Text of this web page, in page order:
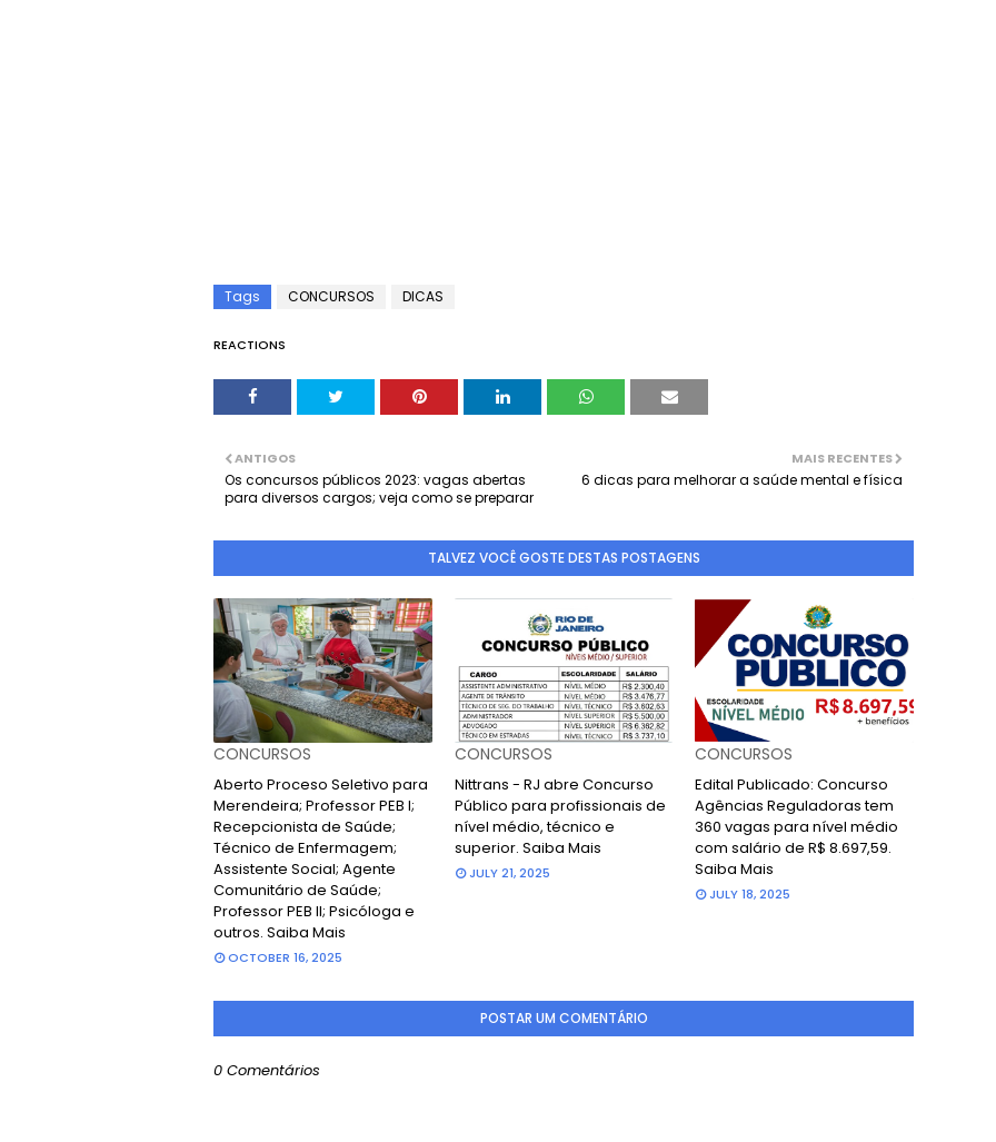
Tags CONCURSOS DICAS
REACTIONS
MAIS RECENTES
6 dicas para melhorar a saúde mental e física
ANTIGOS
Os concursos públicos 2023: vagas abertas
para diversos cargos; veja como se preparar
TALVEZ VOCÊ GOSTE DESTAS POSTAGENS
CONCURSOS
Aberto Proceso Seletivo para
Merendeira; Professor PEB I;
Recepcionista de Saúde;
Técnico de Enfermagem;
Assistente Social; Agente
Comunitário de Saúde;
Professor PEB II; Psicóloga e
outros. Saiba Mais
OCTOBER 16, 2025
CONCURSOS
Nittrans - RJ abre Concurso
Público para profissionais de
nível médio, técnico e
superior. Saiba Mais
JULY 21, 2025
CONCURSOS
Edital Publicado: Concurso
Agências Reguladoras tem
360 vagas para nível médio
com salário de R$ 8.697,59.
Saiba Mais
JULY 18, 2025
POSTAR UM COMENTÁRIO
0 Comentários